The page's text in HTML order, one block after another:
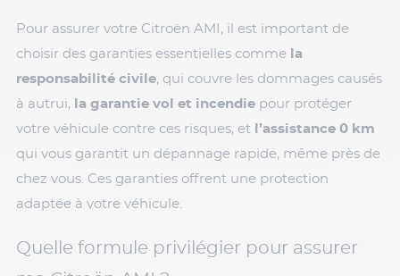
Pour assurer votre Citroën AMI, il est important de
choisir des garanties essentielles comme la
responsabilité civile, qui couvre les dommages causés
à autrui,
la garantie vol et incendie pour protéger
votre véhicule contre ces risques, et l’assistance 0 km
qui vous garantit un dépannage rapide, même près de
chez vous. Ces garanties offrent une protection
adaptée à votre véhicule.
Quelle formule privilégier pour assurer